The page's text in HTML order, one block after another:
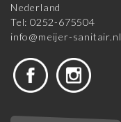
Nederland
Tel: 0252-675504
info@meijer-sanitair.nl